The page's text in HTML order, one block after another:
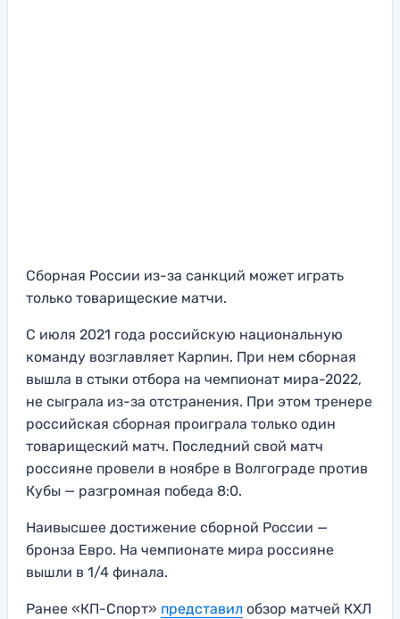
Сборная России из-за санкций может играть
только товарищеские матчи.
С июля 2021 года российскую национальную
команду возглавляет Карпин. При нем сборная
вышла в стыки отбора на чемпионат мира-2022,
не сыграла из-за отстранения. При этом тренере
российская сборная проиграла только один
товарищеский матч. Последний свой матч
россияне провели в ноябре в Волгограде против
Кубы — разгромная победа 8:0.
Наивысшее достижение сборной России —
бронза Евро. На чемпионате мира россияне
вышли в 1/4 финала.
Ранее «КП-Спорт» представил обзор матчей КХЛ